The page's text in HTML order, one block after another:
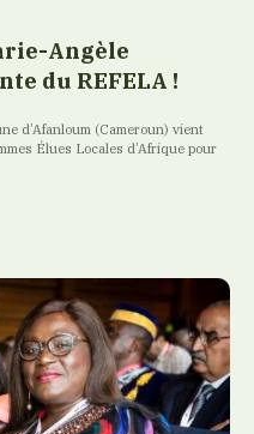
Angèle
du REFELA !
d’Afanloum (Cameroun) vient
Élues Locales d’Afrique pour